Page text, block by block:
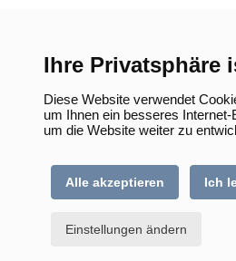
Ihre Privatsphäre
Diese Website verwendet
um Ihnen ein besseres
um die Website weiter zu
Alle akzeptieren Ich
Einstellungen ändern